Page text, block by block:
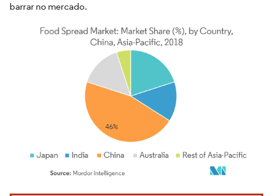
barrar no mercado.